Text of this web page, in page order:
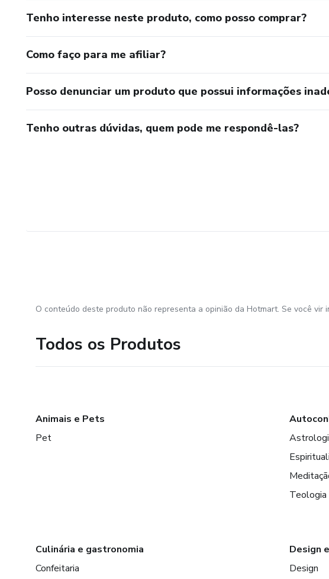
Tenho interesse neste produto, como posso comprar?
Como faço para me afiliar?
Posso denunciar um produto que possui informações
Tenho outras dúvidas, quem pode me respondê-las?
O conteúdo deste produto não representa a opinião da Hotmart. Se você vir
Todos os Produtos
Animais e Pets
Pet
Teologia
Culinária e gastronomia
Confeitaria
Design
Design